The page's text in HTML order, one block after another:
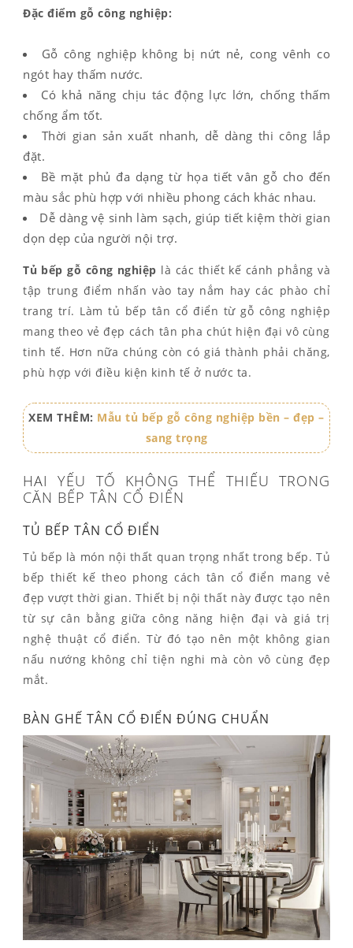
Đặc điểm gỗ công nghiệp:
Gỗ công nghiệp không bị nứt nẻ, cong vênh co
ngót hay thấm nước.
Có khả năng chịu tác động lực lớn, chống thấm
chống ẩm tốt.
Thời gian sản xuất nhanh, dễ dàng thi công lắp
đặt.
Bề mặt phủ đa dạng từ họa tiết vân gỗ cho đến
màu sắc phù hợp với nhiều phong cách khác nhau.
Dễ dàng vệ sinh làm sạch, giúp tiết kiệm thời gian
dọn dẹp của người nội trợ.
Tủ bếp gỗ công nghiệp là các thiết kế cánh phẳng và
tập trung điểm nhấn vào tay nắm hay các phào chỉ
trang trí. Làm tủ bếp tân cổ điển từ gỗ công nghiệp
mang theo vẻ đẹp cách tân pha chút hiện đại vô cùng
tinh tế. Hơn nữa chúng còn có giá thành phải chăng,
phù hợp với điều kiện kinh tế ở nước ta.
XEM THÊM: Mẫu tủ bếp gỗ công nghiệp bền – đẹp –
sang trọng
HAI YẾU TỐ KHÔNG THỂ THIẾU TRONG
CĂN BẾP TÂN CỔ ĐIỂN
TỦ BẾP TÂN CỔ ĐIỂN
Tủ bếp là món nội thất quan trọng nhất trong bếp. Tủ
bếp thiết kế theo phong cách tân cổ điển mang vẻ
đẹp vượt thời gian. Thiết bị nội thất này được tạo nên
từ sự cân bằng giữa công năng hiện đại và giá trị
nghệ thuật cổ điển. Từ đó tạo nên một không gian
nấu nướng không chỉ tiện nghi mà còn vô cùng đẹp
mắt.
BÀN GHẾ TÂN CỔ ĐIỂN ĐÚNG CHUẨN